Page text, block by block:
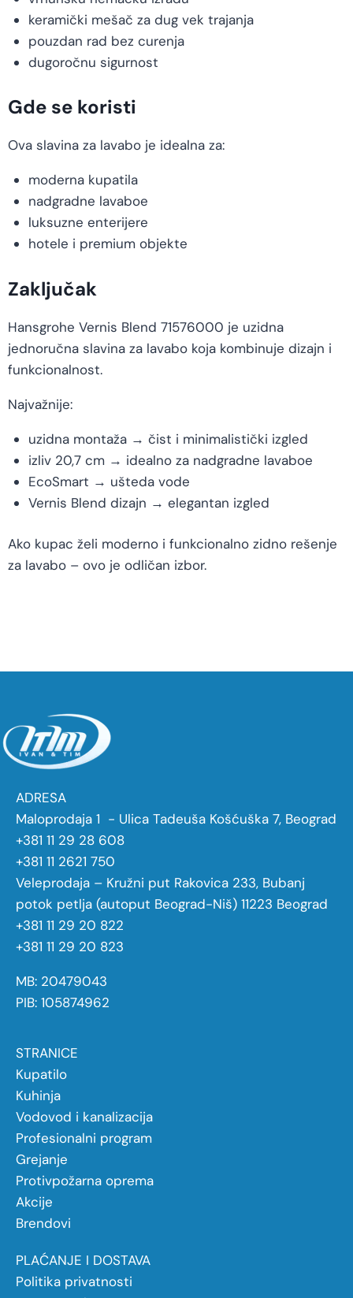
keramički mešač za dug vek trajanja
pouzdan rad bez curenja
dugoročnu sigurnost
Gde se koristi
Ova slavina za lavabo je idealna za:
moderna kupatila
nadgradne lavaboe
luksuzne enterijere
hotele i premium objekte
Zaključak
Hansgrohe Vernis Blend 71576000 je uzidna
jednoručna slavina za lavabo koja kombinuje dizajn i
funkcionalnost.
Najvažnije:
uzidna montaža → čist i minimalistički izgled
izliv 20,7 cm → idealno za nadgradne lavaboe
EcoSmart → ušteda vode
Vernis Blend dizajn → elegantan izgled
Ako kupac želi moderno i funkcionalno zidno rešenje
za lavabo – ovo je odličan izbor.
ADRESA
Maloprodaja 1 - Ulica Tadeuša Košćuška 7, Beograd
+381 11 29 28 608
+381 11 2621 750
Veleprodaja – Kružni put Rakovica 233, Bubanj
potok petlja (autoput Beograd-Niš) 11223 Beograd
+381 11 29 20 822
+381 11 29 20 823
MB: 20479043
PIB: 105874962
STRANICE
Kupatilo
Kuhinja
Vodovod i kanalizacija
Profesionalni program
Grejanje
Protivpožarna oprema
Akcije
Brendovi
PLAĆANJE I DOSTAVA
Politika privatnosti